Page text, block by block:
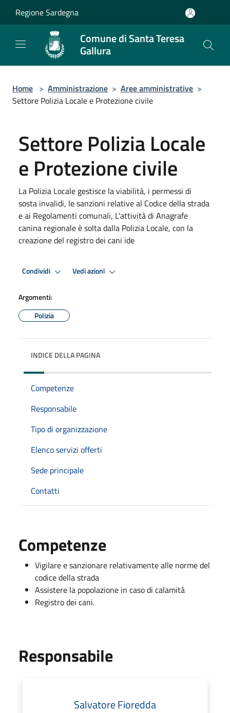
Regione Sardegna
Comune di Santa Teresa
Gallura
Home > Amministrazione > Aree amministrative >
Settore Polizia Locale e Protezione civile
Settore Polizia Locale
e Protezione civile
La Polizia Locale gestisce la viabilità, i permessi di
sosta invalidi, le sanzioni relative al Codice della strada
e ai Regolamenti comunali, L'attività di Anagrafe
canina regionale è solta dalla Polizia Locale, con la
creazione del registro dei cani ide
Condividi Vedi azioni
Argomenti:
Polizia
INDICE DELLA PAGINA
Competenze
Responsabile
Tipo di organizzazione
Elenco servizi offerti
Sede principale
Contatti
Competenze
Vigilare e sanzionare relativamente alle norme del
codice della strada
Assistere la popolazione in caso di calamità
Registro dei cani.
Responsabile
Salvatore Fioredda